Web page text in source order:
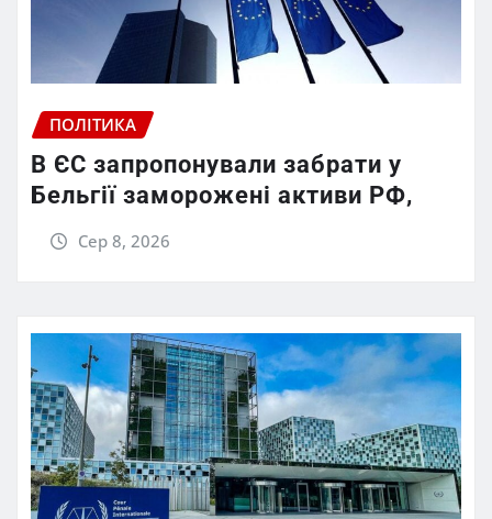
ПОЛІТИКА
В ЄС запропонували забрати у
Бельгії заморожені активи РФ,
Сер 8, 2026